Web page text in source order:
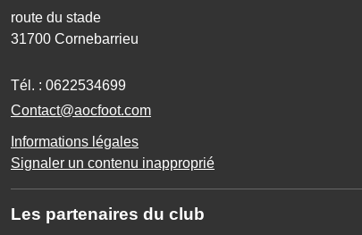
route du stade
31700 Cornebarrieu
Tél. : 0622534699
Contact@aocfoot.com
Informations légales
Signaler un contenu inapproprié
Les partenaires du club